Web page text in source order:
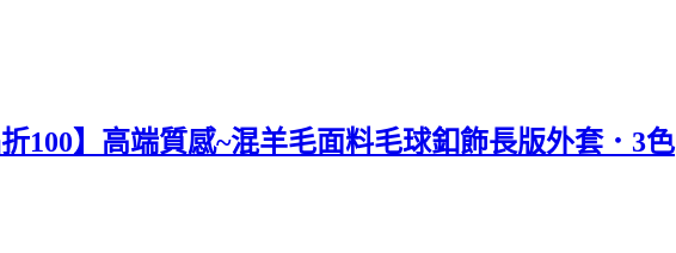
100】高端質感~混羊毛面料毛球釦飾長版外套．3色